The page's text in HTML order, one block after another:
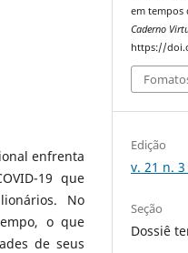
enfrenta
19 que
No
o que
de seus
em tempos
Caderno
https://
Edição
v. 21 n.
Seção
Dossiê